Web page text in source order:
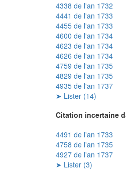
4338 de l'an 1732
4441 de l'an 1733
4455 de l'an 1733
4600 de l'an 1734
4623 de l'an 1734
4626 de l'an 1734
4759 de l'an 1735
4829 de l'an 1735
4935 de l'an 1737
➤ Lister (14)
Citation incertaine
4491 de l'an 1733
4758 de l'an 1735
4927 de l'an 1737
➤ Lister (3)